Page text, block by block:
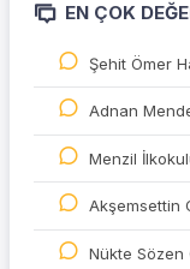
EN ÇOK
Şehit Ömer
Adnan
Menzil
Akşemsettin
Nükte Sözen